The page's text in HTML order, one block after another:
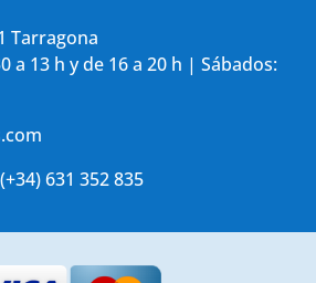
Tarragona
a 13 h y de 16 a 20 h | Sábados:
631 352 835